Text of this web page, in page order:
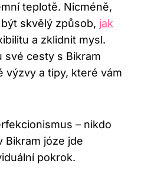
teplotě. Nicméně,
skvělý způsob, jak
a zklidnit mysl.
své cesty s Bikram
výzvy a tipy, které vám
– nikdo
Bikram józe jde
pokrok.